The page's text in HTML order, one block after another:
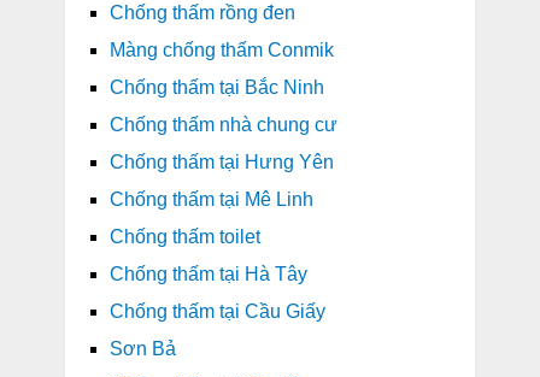
Chống thấm rồng đen
Màng chống thấm Conmik
Chống thấm tại Bắc Ninh
Chống thấm nhà chung cư
Chống thấm tại Hưng Yên
Chống thấm tại Mê Linh
Chống thấm toilet
Chống thấm tại Hà Tây
Chống thấm tại Cầu Giấy
Sơn Bả